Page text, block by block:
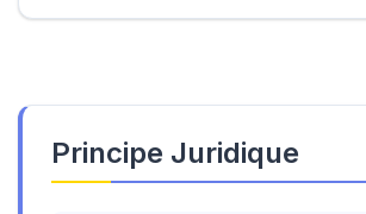
Principe Juridique